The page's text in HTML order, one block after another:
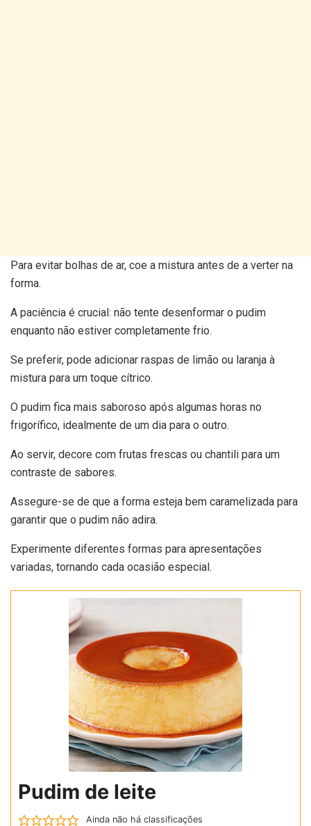
Para evitar bolhas de ar, coe a mistura antes de a verter na
forma.
A paciência é crucial: não tente desenformar o pudim
enquanto não estiver completamente frio.
Se preferir, pode adicionar raspas de limão ou laranja à
mistura para um toque cítrico.
O pudim fica mais saboroso após algumas horas no
frigorífico, idealmente de um dia para o outro.
Ao servir, decore com frutas frescas ou chantili para um
contraste de sabores.
Assegure-se de que a forma esteja bem caramelizada para
garantir que o pudim não adira.
Experimente diferentes formas para apresentações
variadas, tornando cada ocasião especial.
Pudim de leite
Ainda não há classificações